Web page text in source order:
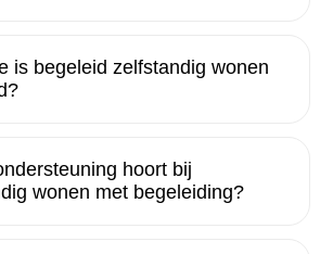
is begeleid zelfstandig wonen
hoort bij
wonen met begeleiding?